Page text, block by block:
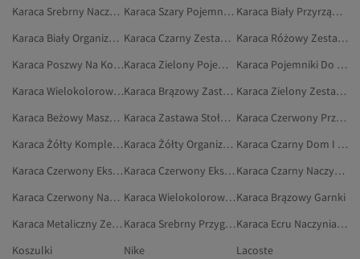
Karaca Srebrny Naczynia I Kuchnia
Karaca Szary Pojemniki Do Przechowywania
Karaca Biały Przyrządzanie Potraw
Karaca Biały Organizacja Kuchni
Karaca Czarny Zestaw Obiadowy
Karaca Różowy Zestawy Blenderów
Karaca Poszwy Na Kołdrę Dwuosobową
Karaca Zielony Pojemniki Na Lunch
Karaca Pojemniki Do Przechowywania
Karaca Wielokolorowy Pojemniki Do Przechowywania
Karaca Brązowy Zastawa Stołowa
Karaca Zielony Zestawy Narzut
Karaca Beżowy Maszyny Do Parzenia Herbaty
Karaca Zastawa Stołowa
Karaca Czerwony Przygotowywanie Napojów
Karaca Żółty Komplet Pościeli
Karaca Żółty Organizacja Kuchni
Karaca Czarny Dom I Meble
Karaca Czerwony Ekspres Do Kawy
Karaca Czerwony Ekspres Do Kawy Po Turecku
Karaca Czarny Naczynia I Kuchnia
Karaca Czerwony Naczynia I Kuchnia
Karaca Wielokolorowy Talerze Na Danie GłówneKaraca Brązowy Garnki
Karaca Metaliczny Zestawy Blenderów
Karaca Srebrny Przygotowywanie Napojów
Karaca Ecru Naczynia I Kuchnia
Koszulki
Nike
Lacoste